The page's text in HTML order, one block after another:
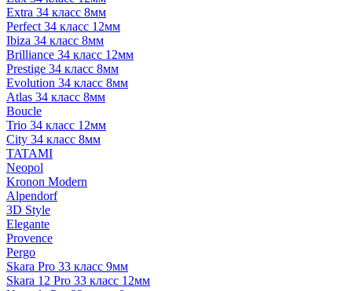
Extra 34 класс 8мм
Perfect 34 класс 12мм
Ibiza 34 класс 8мм
Brilliance 34 класс 12мм
Prestige 34 класс 8мм
Evolution 34 класс 8мм
Atlas 34 класс 8мм
Boucle
Trio 34 класс 12мм
City 34 класс 8мм
TATAMI
Neopol
Kronon Modern
Alpendorf
3D Style
Elegante
Provence
Pergo
Skara Pro 33 класс 9мм
Skara 12 Pro 33 класс 12мм